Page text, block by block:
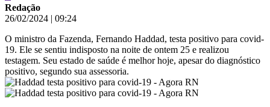
Redação
26/02/2024 | 09:24
O ministro da Fazenda, Fernando Haddad, testa positivo para covid-
19. Ele se sentiu indisposto na noite de ontem 25 e realizou
testagem. Seu estado de saúde é melhor hoje, apesar do diagnóstico
positivo, segundo sua assessoria.